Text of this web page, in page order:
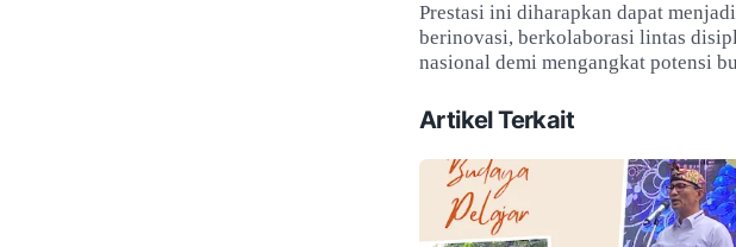
Prestasi ini diharapkan dapat
berinovasi, berkolaborasi lintas
nasional demi mengangkat potensi
Artikel Terkait